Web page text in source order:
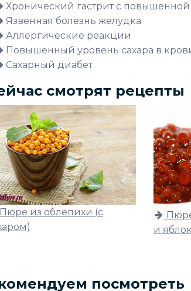
Хронический гастрит с
Язвенная болезнь желудка
Аллергические реакции
Повышенный уровень сахара в
Сахарный диабет
смотрят рецепты
Пюре из облепихи (с
и яблок
посмотреть